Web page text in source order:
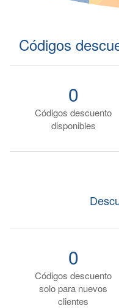
Códigos
Códigos descuento
disponibles
0
Códigos descuento
solo para nuevos
clientes
0